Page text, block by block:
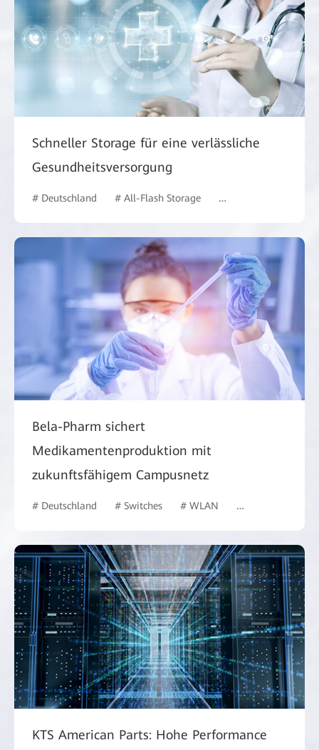
Schneller Storage für eine verlässliche
Gesundheitsversorgung
# Deutschland # All-Flash Storage # Gesundheitswesen
Bela-Pharm sichert
Medikamentenproduktion mit
zukunftsfähigem Campusnetz
# Deutschland # Switches # WLAN #
KTS American Parts: Hohe Performance